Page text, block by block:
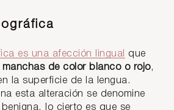
es una afección lingual
que
manchas de color blanco o rojo,
la superficie de la lengua.
esta alteración se denomine
lo cierto es que se